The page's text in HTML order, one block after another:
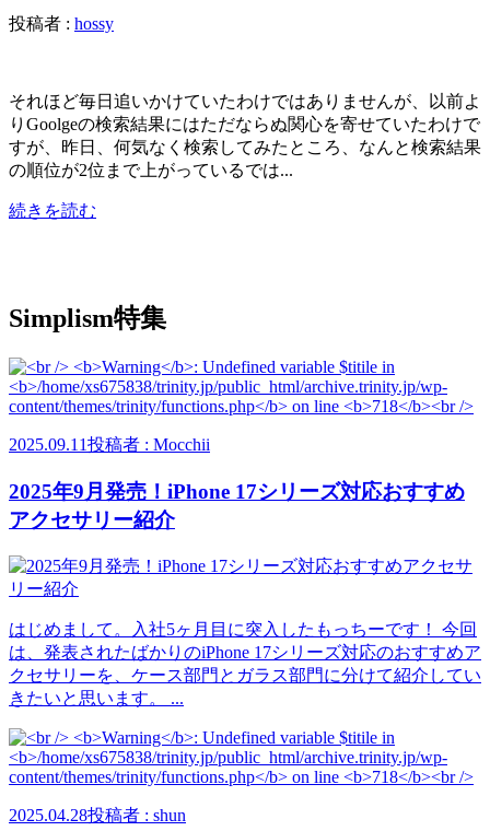
投稿者 : hossy
それほど毎日追いかけていたわけではありませんが、以前よ
りGoolgeの検索結果にはただならぬ関心を寄せていたわけで
すが、昨日、何気なく検索してみたところ、なんと検索結果
の順位が2位まで上がっているでは...
続きを読む
Simplism特集
2025.09.11投稿者 : Mocchii
2025年9月発売！iPhone 17シリーズ対応おすすめ
アクセサリー紹介
はじめまして。入社5ヶ月目に突入したもっちーです！ 今回
は、発表されたばかりのiPhone 17シリーズ対応のおすすめア
クセサリーを、ケース部門とガラス部門に分けて紹介してい
きたいと思います。 ...
2025.04.28投稿者 : shun